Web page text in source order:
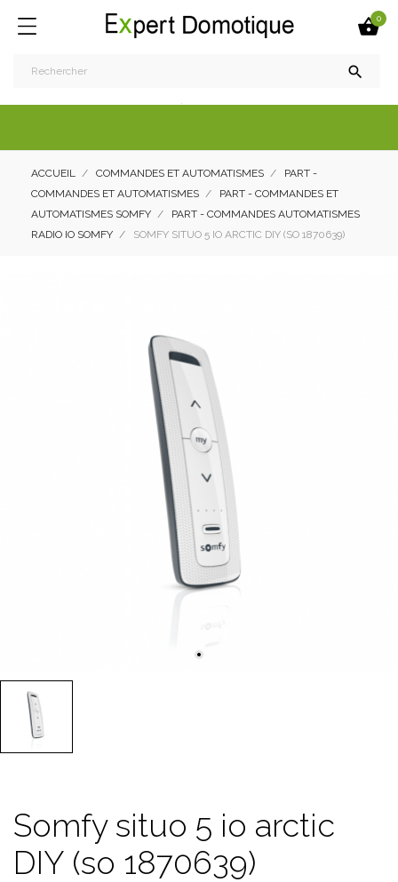
0

ACCUEIL COMMANDES ET AUTOMATISMES
PART -
COMMANDES ET AUTOMATISMES
PART - COMMANDES ET
AUTOMATISMES SOMFY
PART - COMMANDES AUTOMATISMES
RADIO IO SOMFY
SOMFY SITUO 5 IO ARCTIC DIY (SO 1870639)
Somfy situo 5 io arctic
DIY (so 1870639)